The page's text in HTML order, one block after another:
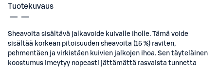
Tuotekuvaus
Sheavoita sisältävä jalkavoide kuivalle iholle. Tämä voide
sisältää korkean pitoisuuden sheavoita (15 %) raviten,
pehmentäen ja virkistäen kuivien jalkojen ihoa. Sen täyteläinen
koostumus imeytyy nopeasti jättämättä rasvaista tunnetta